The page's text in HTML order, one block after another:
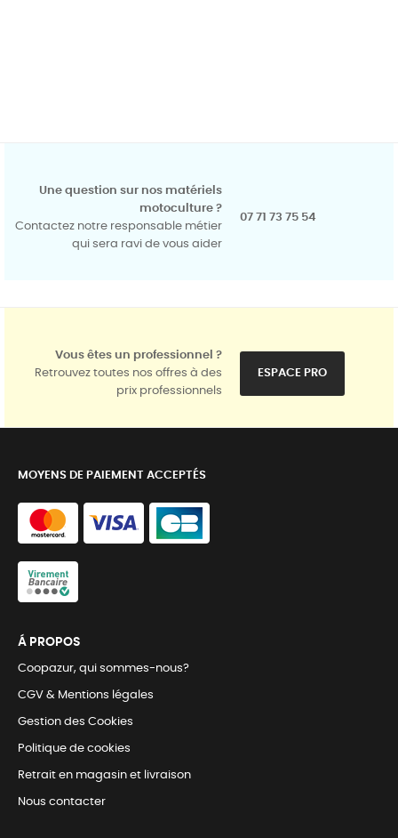
Une question sur nos matériels
motoculture ?
Contactez notre responsable métier
qui sera ravi de vous aider
07 71 73 75 54
Vous êtes un professionnel ?
Retrouvez toutes nos offres à des
prix professionnels
ESPACE PRO
MOYENS DE PAIEMENT ACCEPTÉS
Á PROPOS
Coopazur, qui sommes-nous?
CGV & Mentions légales
Gestion des Cookies
Politique de cookies
Retrait en magasin et livraison
Nous contacter